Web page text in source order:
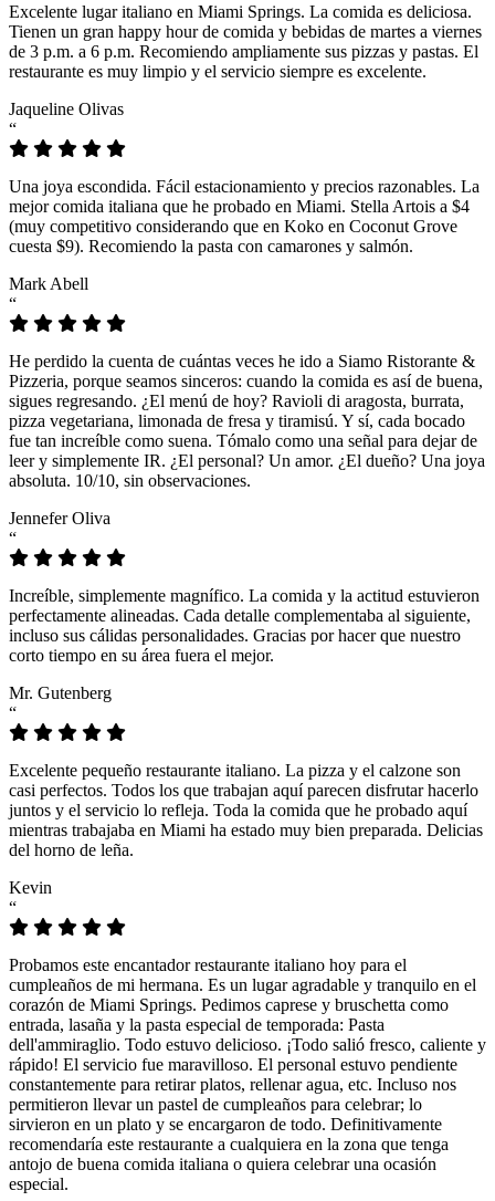
Excelente lugar italiano en Miami Springs. La comida es deliciosa.
Tienen un gran happy hour de comida y bebidas de martes a viernes
de 3 p.m. a 6 p.m. Recomiendo ampliamente sus pizzas y pastas. El
restaurante es muy limpio y el servicio siempre es excelente.
Jaqueline Olivas
“
Una joya escondida. Fácil estacionamiento y precios razonables. La
mejor comida italiana que he probado en Miami. Stella Artois a $4
(muy competitivo considerando que en Koko en Coconut Grove
cuesta $9). Recomiendo la pasta con camarones y salmón.
Mark Abell
“
He perdido la cuenta de cuántas veces he ido a Siamo Ristorante &
Pizzeria, porque seamos sinceros: cuando la comida es así de buena,
sigues regresando. ¿El menú de hoy? Ravioli di aragosta, burrata,
pizza vegetariana, limonada de fresa y tiramisú. Y sí, cada bocado
fue tan increíble como suena. Tómalo como una señal para dejar de
leer y simplemente IR. ¿El personal? Un amor. ¿El dueño? Una joya
absoluta. 10/10, sin observaciones.
Jennefer Oliva
“
Increíble, simplemente magnífico. La comida y la actitud estuvieron
perfectamente alineadas. Cada detalle complementaba al siguiente,
incluso sus cálidas personalidades. Gracias por hacer que nuestro
corto tiempo en su área fuera el mejor.
Mr. Gutenberg
“
Excelente pequeño restaurante italiano. La pizza y el calzone son
casi perfectos. Todos los que trabajan aquí parecen disfrutar hacerlo
juntos y el servicio lo refleja. Toda la comida que he probado aquí
mientras trabajaba en Miami ha estado muy bien preparada. Delicias
del horno de leña.
Kevin
“
Probamos este encantador restaurante italiano hoy para el
cumpleaños de mi hermana. Es un lugar agradable y tranquilo en el
corazón de Miami Springs. Pedimos caprese y bruschetta como
entrada, lasaña y la pasta especial de temporada: Pasta
dell'ammiraglio. Todo estuvo delicioso. ¡Todo salió fresco, caliente y
rápido! El servicio fue maravilloso. El personal estuvo pendiente
constantemente para retirar platos, rellenar agua, etc. Incluso nos
permitieron llevar un pastel de cumpleaños para celebrar; lo
sirvieron en un plato y se encargaron de todo. Definitivamente
recomendaría este restaurante a cualquiera en la zona que tenga
antojo de buena comida italiana o quiera celebrar una ocasión
especial.